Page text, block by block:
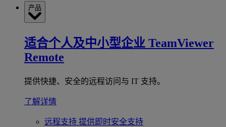
产品
适合个人及中小型企业 TeamViewer
Remote
提供快捷、安全的远程访问与 IT 支持。
了解详情
远程支持 提供即时安全支持